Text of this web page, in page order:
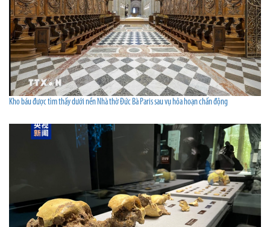
Kho báu được tìm thấy dưới nền Nhà thờ Đức Bà Paris sau vụ hỏa hoạn chấn động